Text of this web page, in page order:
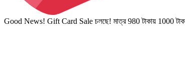
Good News! Gift Card Sale চলছে! মাত্র 980 টাকায় 1000